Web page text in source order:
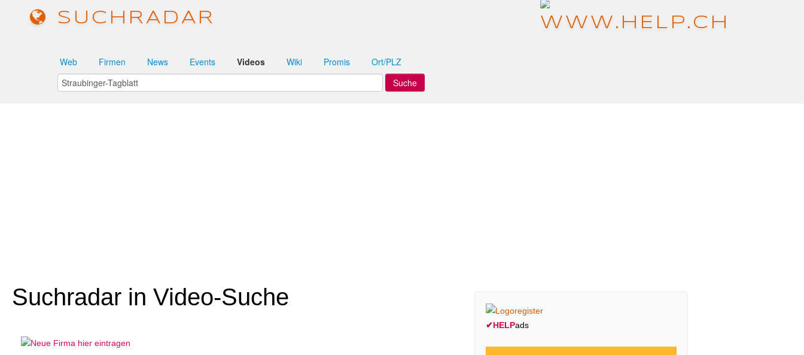
SUCHRADAR
Web Firmen News Events Videos Wiki Promis Ort/PLZ
Suchradar in Video-Suche
✔HELPads